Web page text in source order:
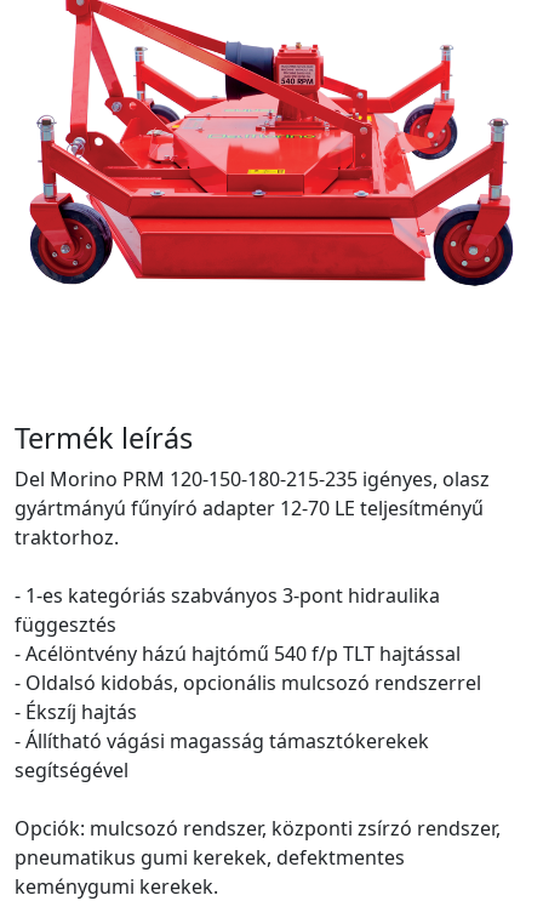
Termék leírás
Del Morino PRM 120-150-180-215-235 igényes, olasz
gyártmányú fűnyíró adapter 12-70 LE teljesítményű
traktorhoz.
- 1-es kategóriás szabványos 3-pont hidraulika
függesztés
- Acélöntvény házú hajtómű 540 f/p TLT hajtással
- Oldalsó kidobás, opcionális mulcsozó rendszerrel
- Ékszíj hajtás
- Állítható vágási magasság támasztókerekek
segítségével
Opciók: mulcsozó rendszer, központi zsírzó rendszer,
pneumatikus gumi kerekek, defektmentes
keménygumi kerekek.